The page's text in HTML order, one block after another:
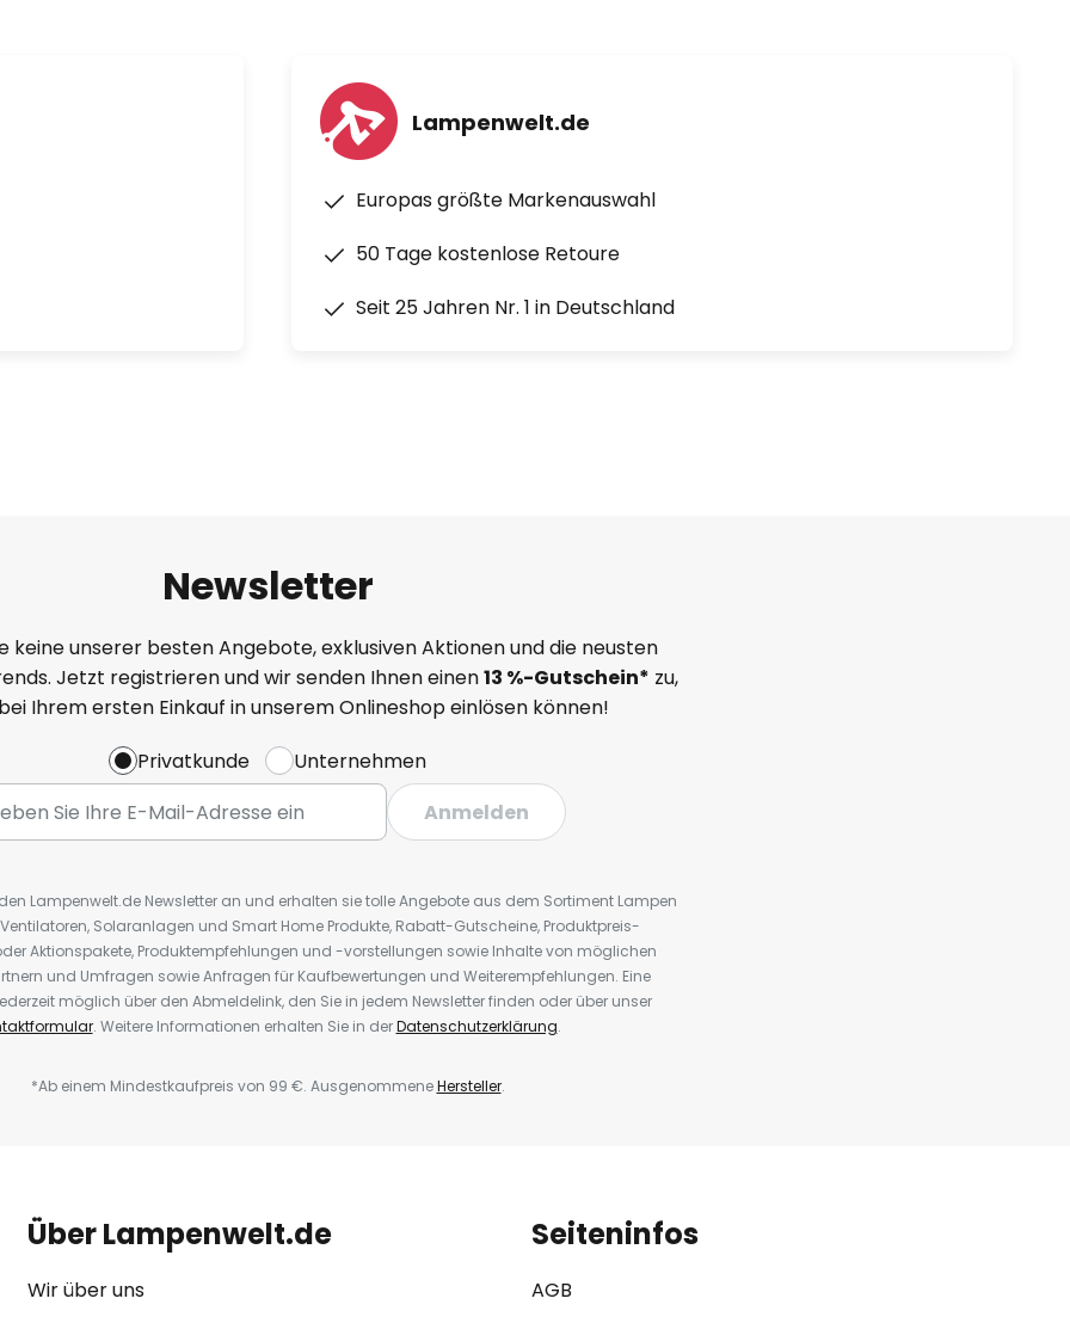
Lampenwelt.de
Europas größte Markenauswahl
50 Tage kostenlose Retoure
Seit 25 Jahren Nr. 1 in Deutschland
Newsletter
keine unserer besten Angebote, exklusiven Aktionen und die neusten
Jetzt registrieren und wir senden Ihnen einen13 %-Gutschein* zu,
Ihrem ersten Einkauf in unserem Onlineshop einlösen können!
Privatkunde
Unternehmen
Anmelden
Lampenwelt.de Newsletter an und erhalten sie tolle Angebote aus dem Sortiment Lampen
Solaranlagen und Smart Home Produkte, Rabatt-Gutscheine, Produktpreis-
Aktionspakete, Produktempfehlungen und -vorstellungen sowie Inhalte von möglichen
und Umfragen sowie Anfragen für Kaufbewertungen und Weiterempfehlungen. Eine
möglich über den Abmeldelink, den Sie in jedem Newsletter finden oder über unser
. Weitere Informationen erhalten Sie in derDatenschutzerklärung.
*Ab einem Mindestkaufpreis von 99 €. AusgenommeneHersteller.
Über Lampenwelt.de
Wir über uns
Seiteninfos
AGB